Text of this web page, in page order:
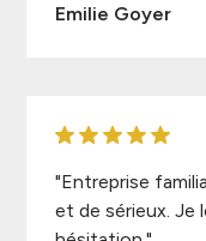
Emilie Goyer
"Entreprise
et de sérieux. Je